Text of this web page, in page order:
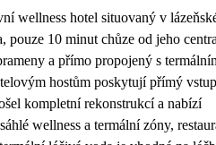
wellness hotel situovaný v
pouze 10 minut chůze od jeho
a přímo propojený s
hostům poskytují přímý
kompletní rekonstrukcí a nabízí
wellness a termální zóny,